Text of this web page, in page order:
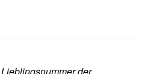
der